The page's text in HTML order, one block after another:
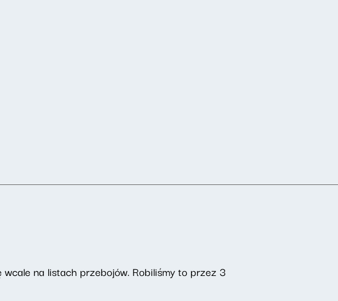
na listach przebojów. Robiliśmy to przez 3